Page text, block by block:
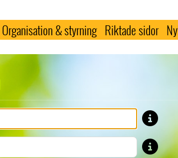
Organisation & styrning Riktade sidor
Förnamn